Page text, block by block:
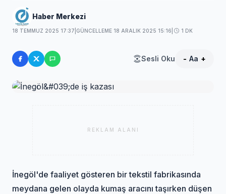
Haber Merkezi
18 TEMMUZ 2025 17:37 GÜNCELLEME 18 ARALIK 2025 15:16 1 DK
Sesli Oku - Aa +
REKLAM ALANI
İnegöl'de faaliyet gösteren bir tekstil fabrikasında
meydana gelen olayda kumaş aracını taşırken düşen